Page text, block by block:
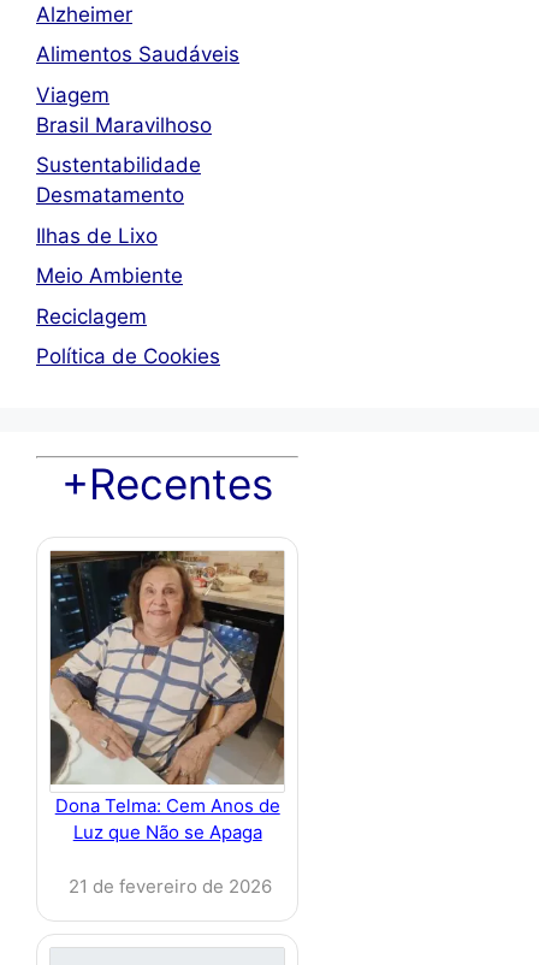
Alzheimer
Alimentos Saudáveis
Viagem
Brasil Maravilhoso
Sustentabilidade
Desmatamento
Ilhas de Lixo
Meio Ambiente
Reciclagem
Política de Cookies
+Recentes
Dona Telma: Cem Anos de
Luz que Não se Apaga
21 de fevereiro de 2026